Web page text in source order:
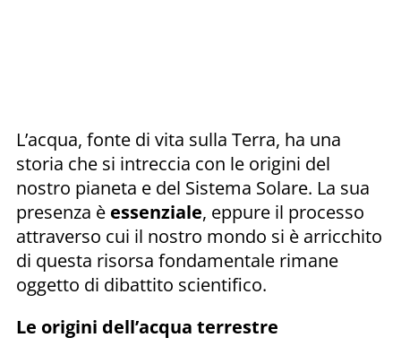
L’acqua, fonte di vita sulla Terra, ha una
storia che si intreccia con le origini del
nostro pianeta e del Sistema Solare. La sua
presenza è essenziale, eppure il processo
attraverso cui il nostro mondo si è arricchito
di questa risorsa fondamentale rimane
oggetto di dibattito scientifico.
Le origini dell’acqua terrestre